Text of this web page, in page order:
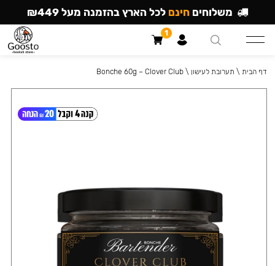
דף הבית \ תערובת לעישון \
Bonche 60g – Clover Club
משלוחים חינם לכל הארץ בהזמנה מעל ₪449
1